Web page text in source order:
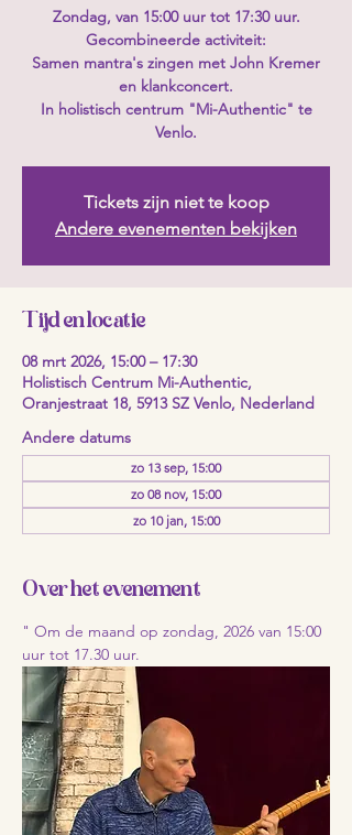
Zondag, van 15:00 uur tot 17:30 uur.
Gecombineerde activiteit:
Samen mantra's zingen met John Kremer
en klankconcert.
In holistisch centrum "Mi-Authentic" te
Venlo.
Tickets zijn niet te koop
Andere evenementen bekijken
Tijd en locatie
08 mrt 2026, 15:00 – 17:30
Holistisch Centrum Mi-Authentic,
Oranjestraat 18, 5913 SZ Venlo, Nederland
Andere datums
zo 13 sep, 15:00
zo 08 nov, 15:00
zo 10 jan, 15:00
Over het evenement
" Om de maand op zondag, 2026 van 15:00
uur tot 17.30 uur.